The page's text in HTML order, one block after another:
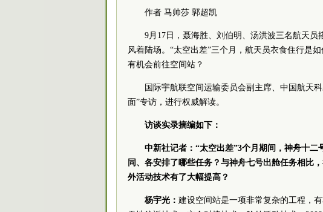
作者 马帅莎 郭超凯
9月17日，聂海胜、刘伯明、汤洪波三名航天
风着陆场。“太空出差”三个月，航天员衣食住行是
有机会前往空间站？
国际宇航联空间运输委员会副 主席、中国航天
面”专访，进行权威解读。
访谈实录摘编如下：
中新社记者：“太空出差”3个月期间，神舟十
同、各安排了哪些任务？与神舟七号出舱任务相比
外活动技术有了大幅提高？
杨宇光： 建设空间站是一项非常复杂的工程，